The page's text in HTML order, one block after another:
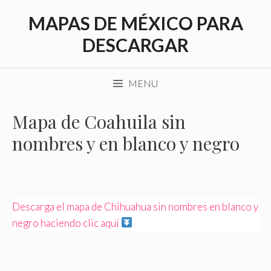
MAPAS DE MÉXICO PARA
DESCARGAR
MENU
Mapa de Coahuila sin
nombres y en blanco y negro
Descarga el mapa de Chihuahua sin nombres en blanco y
negro haciendo clic aquí